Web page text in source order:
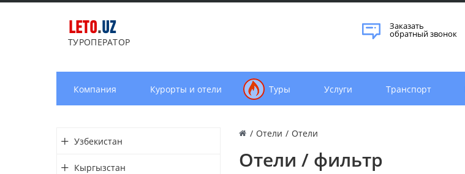
LETO.UZ
ТУРОПЕРАТОР
Заказать
обратный звонок
Компания Курорты и отели Туры Услуги Транспорт
/ Отели / Отели
Отели / фильтр
Узбекистан
Кыргызстан